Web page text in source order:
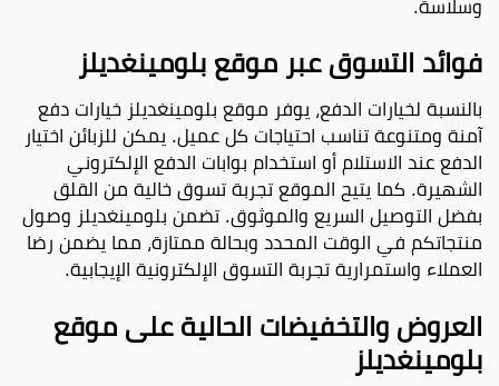
فوائد التسوق عبر موقع بلومينغديلز
بالنسبة لخيارات الدفع، يوفر موقع بلومينغديلز خيارات دفع
آمنة ومتنوعة تناسب احتياجات كل عميل. يمكن للزبائن اختيار
الدفع عند الاستلام أو استخدام بوابات الدفع الإلكتروني
الشهيرة. كما يتيح الموقع تجربة تسوق خالية من القلق
بفضل التوصيل السريع والموثوق. تضمن بلومينغديلز وصول
منتجاتكم في الوقت المحدد وبحالة ممتازة، مما يضمن رضا
العملاء واستمرارية تجربة التسوق الإلكترونية الإيجابية.
العروض والتخفيضات الحالية على موقع
بلومينغديلز